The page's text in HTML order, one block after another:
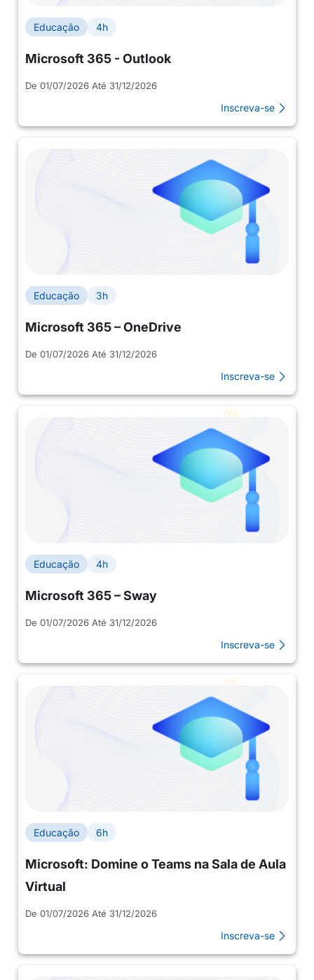
Educação 4h
Microsoft 365 - Outlook
De 01/07/2026 Até 31/12/2026
Inscreva-se
Educação 3h
Microsoft 365 – OneDrive
De 01/07/2026 Até 31/12/2026
Inscreva-se
Educação 4h
Microsoft 365 – Sway
De 01/07/2026 Até 31/12/2026
Inscreva-se
Educação 6h
Microsoft: Domine o Teams na Sala de Aula
Virtual
De 01/07/2026 Até 31/12/2026
Inscreva-se